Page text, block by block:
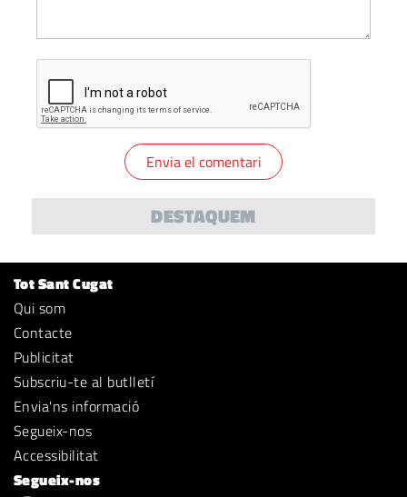
DESTAQUEM
Tot Sant Cugat
Qui som
Contacte
Publicitat
Subscriu-te al butlletí
Envia'ns informació
Segueix-nos
Accessibilitat
Segueix-nos